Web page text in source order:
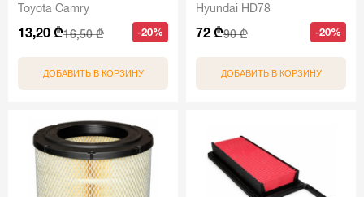
Toyota Camry
13,20 ₾16,50 ₾ -20%
ДОБАВИТЬ В КОРЗИНУ
Hyundai HD78
72 ₾90 ₾ -20%
ДОБАВИТЬ В КОРЗИНУ